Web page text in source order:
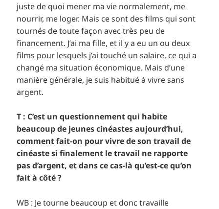
juste de quoi mener ma vie normalement, me
nourrir, me loger. Mais ce sont des films qui sont
tournés de toute façon avec très peu de
financement. J’ai ma fille, et il y a eu un ou deux
films pour lesquels j’ai touché un salaire, ce qui a
changé ma situation économique. Mais d’une
manière générale, je suis habitué à vivre sans
argent.
T : C’est un questionnement qui habite
beaucoup de jeunes cinéastes aujourd’hui,
comment fait-on pour vivre de son travail de
cinéaste si finalement le travail ne rapporte
pas d’argent, et dans ce cas-là qu’est-ce qu’on
fait à côté ?
WB : Je tourne beaucoup et donc travaille